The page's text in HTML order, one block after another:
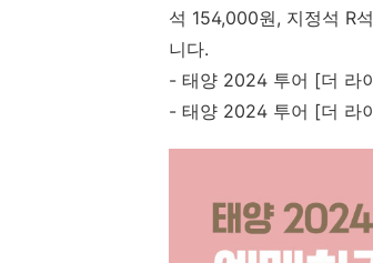
석 154,000원, 지정석 R
니다.
- 태양 2024 투어 [더 라
- 태양 2024 투어 [더 라